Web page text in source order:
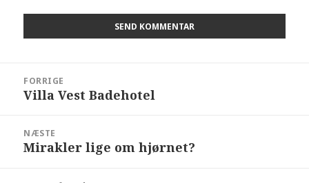
FORRIGE
Villa Vest Badehotel
NÆSTE
Mirakler lige om hjørnet?